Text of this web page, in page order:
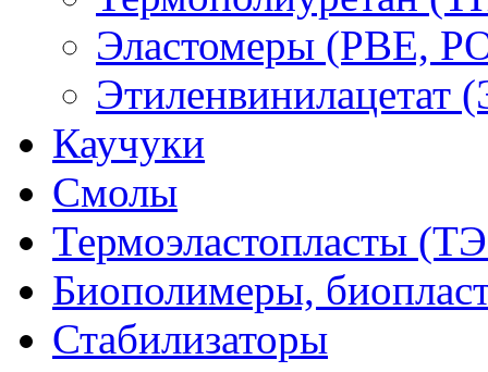
Эластомеры (PBE,
Этиленвинилацетат
Каучуки
Смолы
Термоэластопласты
Биополимеры,
Стабилизаторы